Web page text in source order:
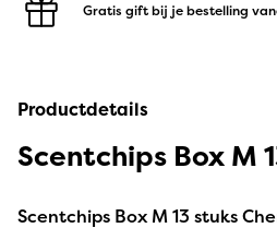
Gratis gift bij je bestelling
Productdetails
Scentchips Box M
Scentchips Box M 13 stuks